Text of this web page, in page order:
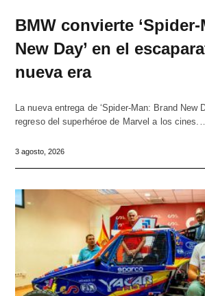
BMW convierte
New Day’ en el
nueva era
La nueva entrega de ‘Spider-Man: Brand New
regreso del superhéroe de Marvel a los
3 agosto, 2026